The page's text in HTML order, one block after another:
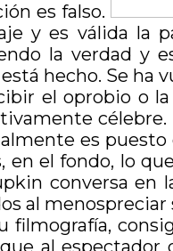
es falso.
y es válida la
la verdad y
hecho. Se ha
el oprobio o
es
el fondo, lo
conversa
al menospreciar
filmografía,
al